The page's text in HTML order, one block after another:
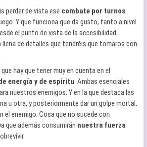
perder de vista ese combate por turnos
Y que funciona que da gusto, tanto a nivel
el punto de vista de la accesibilidad.
llena de detalles que tendréis que tomaros con
hay que tener muy en cuenta en el
energía y de espíritu. Ambas esenciales
nuestros enemigos. Y en la que destaca las
u otra, y posteriormente dar un golpe mortal,
el enemigo. Cosa que no sucede con
que además consumirán nuestra fuerza